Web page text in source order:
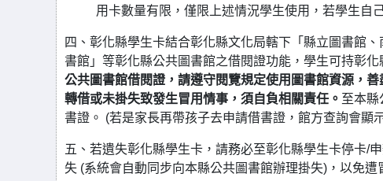
用卡數量有限，僅限上述情況學生使用，若學生自
四、彰化縣學生卡結合彰化縣文化局轄下「縣立圖書館
書館」等彰化縣公共圖書館之借閱證功能，學生可持彰化
公共圖書館借閱證，請遵守閱覽規定使用圖書館資源，
轉借或未掛失致發生冒用情事，須自負相關責任。 至本縣
書證。 (若是家長再帶孩子去申請借書證，館方查詢會顯
五、若遺失彰化縣學生卡，請務必至彰化縣學生卡停卡/
失 (系統會自動同步向本縣公共圖書館辦理掛失)，以免遭